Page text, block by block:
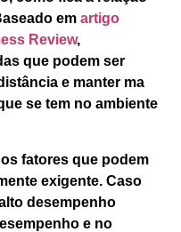
em artigo
Review,
que podem ser
e manter ma
se tem no ambiente
fatores que podem
exigente. Caso
desempenho
e no